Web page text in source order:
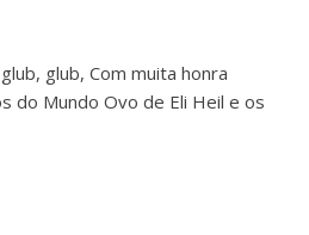
glub, Com muita honra
do Mundo Ovo de Eli Heil e os